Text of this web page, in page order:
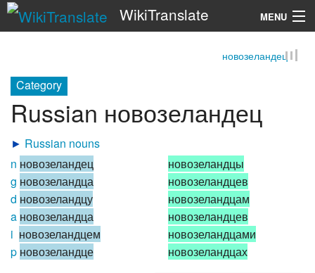
WikiTranslate MENU
новозеландец
Category
Russian новозеландец
► Russian nouns
n новозеландец
g новозеландца
d новозеландцу
a новозеландца
i новозеландцем
p новозеландце
новозеландцы
новозеландцев
новозеландцам
новозеландцев
новозеландцами
новозеландцах